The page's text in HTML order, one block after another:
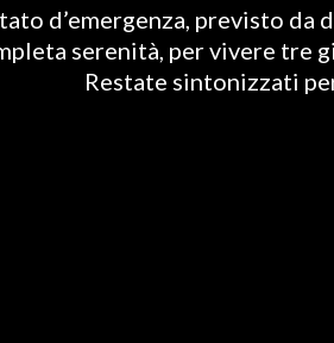
d’emergenza, previsto
serenità, per vivere tre
Restate sintonizzati